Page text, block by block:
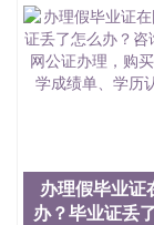
办理假毕业证
办？毕业证丢